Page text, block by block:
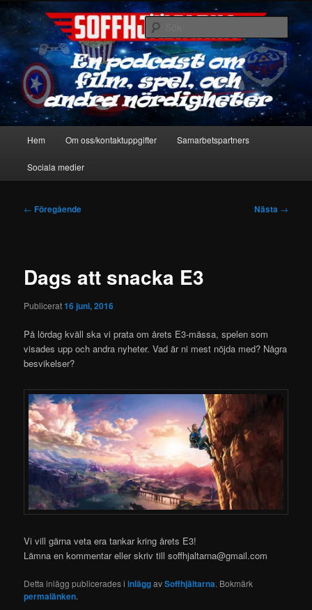
Hoppa
primärt
innehållSoffhjältarna
En podcast om film, spel & andra nördigheter
Sök
Hem Om oss/kontaktuppgifter Samarbetspartners
Sociala medier
Inläggsnavigering
← Föregående Nästa →
Dags att snacka E3
Publicerat16 juni, 2016
På lördag kväll ska vi prata om årets E3-mässa, spelen som
visades upp och andra nyheter. Vad är ni mest nöjda med? Några
besvikelser?
Vi vill gärna veta era tankar kring årets E3!
Lämna en kommentar eller skriv till soffhjaltarna@gmail.com
Detta inlägg publicerades iinläggavSoffhjältarna. Bokmärk
permalänken.